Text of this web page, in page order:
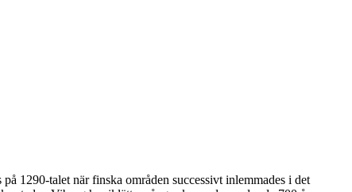
1290-talet när finska områden successivt inlemmades i det